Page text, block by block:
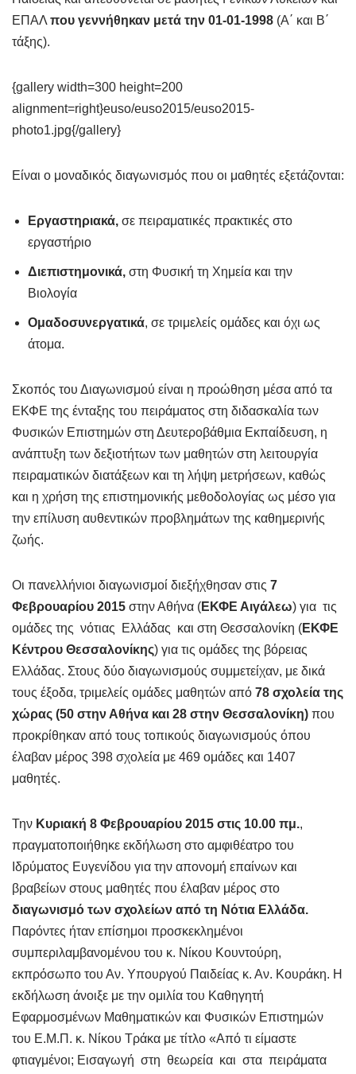
ΕΠΑΛ που γεννήθηκαν μετά την 01-01-1998 (Α΄ και Β΄
τάξης).
{gallery width=300 height=200
alignment=right}euso/euso2015/euso2015-
photo1.jpg{/gallery}
Είναι ο μοναδικός διαγωνισμός που οι μαθητές εξετάζονται:
Εργαστηριακά, σε πειραματικές πρακτικές στο
εργαστήριο
Διεπιστημονικά, στη Φυσική τη Χημεία και την
Βιολογία
Ομαδοσυνεργατικά, σε τριμελείς ομάδες και όχι ως
άτομα.
Σκοπός του Διαγωνισμού είναι η προώθηση μέσα από τα
ΕΚΦΕ της ένταξης του πειράματος στη διδασκαλία των
Φυσικών Επιστημών στη Δευτεροβάθμια Εκπαίδευση, η
ανάπτυξη των δεξιοτήτων των μαθητών στη λειτουργία
πειραματικών διατάξεων και τη λήψη μετρήσεων, καθώς
και η χρήση της επιστημονικής μεθοδολογίας ως μέσο για
την επίλυση αυθεντικών προβλημάτων της καθημερινής
ζωής.
Οι πανελλήνιοι διαγωνισμοί διεξήχθησαν στις 7
Φεβρουαρίου 2015 στην Αθήνα (ΕΚΦΕ Αιγάλεω) για τις
ομάδες της νότιας Ελλάδας και στη Θεσσαλονίκη (ΕΚΦΕ
Κέντρου Θεσσαλονίκης) για τις ομάδες της βόρειας
Ελλάδας. Στους δύο διαγωνισμούς συμμετείχαν, με δικά
τους έξοδα, τριμελείς ομάδες μαθητών από 78 σχολεία της
χώρας (50 στην Αθήνα και 28 στην Θεσσαλονίκη) που
προκρίθηκαν από τους τοπικούς διαγωνισμούς όπου
έλαβαν μέρος 398 σχολεία με 469 ομάδες και 1407
μαθητές.
Την Κυριακή 8 Φεβρουαρίου 2015 στις 10.00 πμ.,
πραγματοποιήθηκε εκδήλωση στο αμφιθέατρο του
Ιδρύματος Ευγενίδου για την απονομή επαίνων και
βραβείων στους μαθητές που έλαβαν μέρος στο
διαγωνισμό των σχολείων από τη Νότια Ελλάδα.
Παρόντες ήταν επίσημοι προσκεκλημένοι
συμπεριλαμβανομένου του κ. Νίκου Κουντούρη,
εκπρόσωπο του Αν. Υπουργού Παιδείας κ. Αν. Κουράκη. Η
εκδήλωση άνοιξε με την ομιλία του Καθηγητή
Εφαρμοσμένων Μαθηματικών και Φυσικών Επιστημών
του Ε.Μ.Π. κ. Νίκου Τράκα με τίτλο «Από τι είμαστε
φτιαγμένοι; Εισαγωγή στη θεωρεία και στα πειράματα